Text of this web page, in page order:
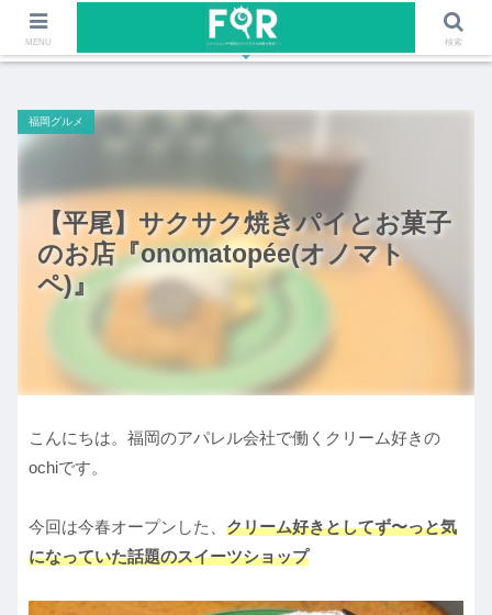
ファッションや福岡のワクワクする情報を発信！！
【平尾】サクサク焼きパイとお菓子
のお店『onomatopée(オノマト
ペ)』
福岡グルメ
こんにちは。福岡のアパレル会社で働くクリーム好きの
ochiです。
今回は今春オープンした、 クリーム好きとしてず〜っと気
になっていた話題のスイーツショップ
MENU 検索